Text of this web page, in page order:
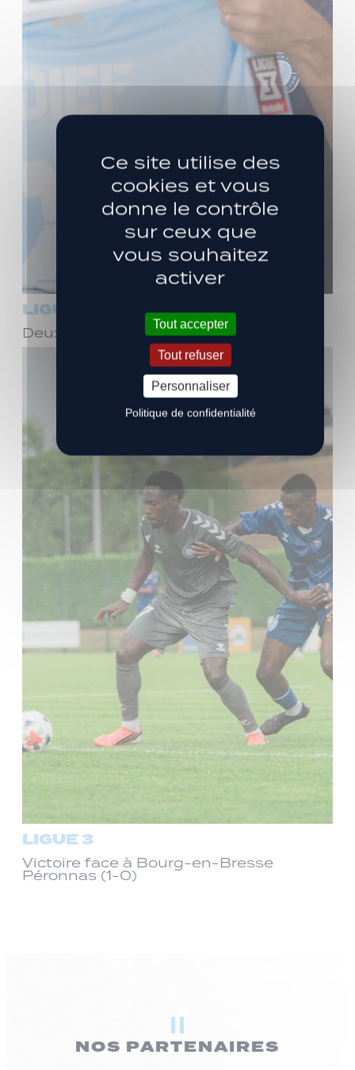
LIGUE 3
Deux ans de plus avec Stéphane Dief !
LIGUE 3
Victoire face à Bourg-en-Bresse
Péronnas (1-0)
NOS PARTENAIRES
Ce site utilise des
cookies et vous
donne le contrôle
sur ceux que
vous souhaitez
activer
Tout accepter
Tout refuser
Personnaliser
Politique de confidentialité